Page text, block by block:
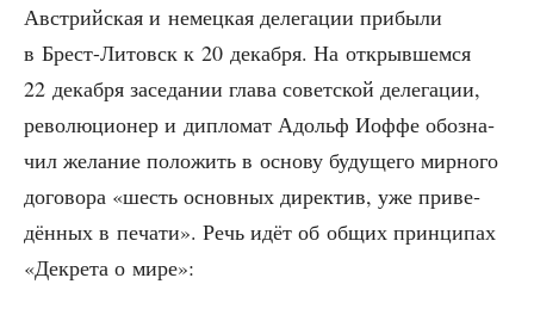
Австрий­ская и немец­кая деле­га­ции при­бы­ли
в Брест-Литовск к 20 декаб­ря. На открыв­шем­ся
22 декаб­ря засе­да­нии гла­ва совет­ской деле­га­ции,
рево­лю­ци­о­нер и дипло­мат Адольф Иоф­фе обо­зна­
чил жела­ние поло­жить в осно­ву буду­ще­го мир­но­го
дого­во­ра «шесть основ­ных дирек­тив, уже при­ве­
дён­ных в печа­ти». Речь идёт об общих прин­ци­пах
«Декре­та о мире»: